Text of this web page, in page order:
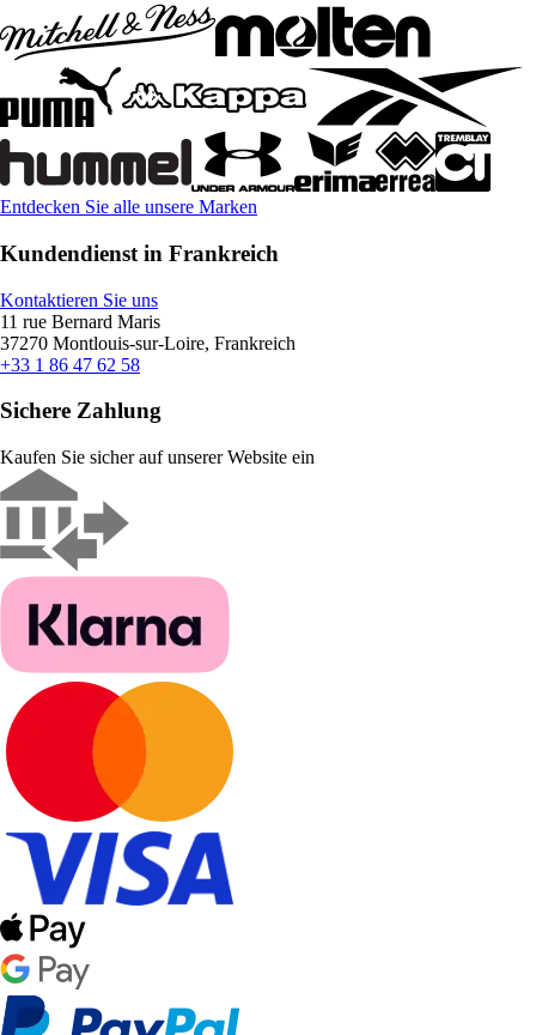
Entdecken Sie alle unsere Marken
Kundendienst in Frankreich
Kontaktieren Sie uns
11 rue Bernard Maris
37270 Montlouis-sur-Loire, Frankreich
+33 1 86 47 62 58
Sichere Zahlung
Kaufen Sie sicher auf unserer Website ein